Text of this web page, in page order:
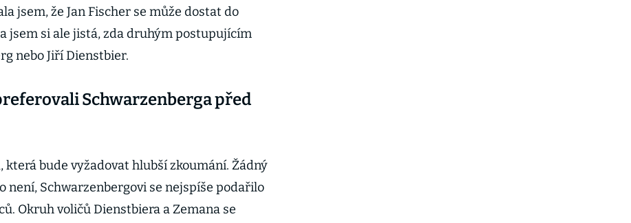
jsem, že Jan Fischer se může dostat do
jsem si ale jistá, zda druhým postupujícím
nebo Jiří Dienstbier.
Schwarzenberga před
která bude vyžadovat hlubší zkoumání. Žádný
není, Schwarzenbergovi se nejspíše podařilo
Okruh voličů Dienstbiera a Zemana se